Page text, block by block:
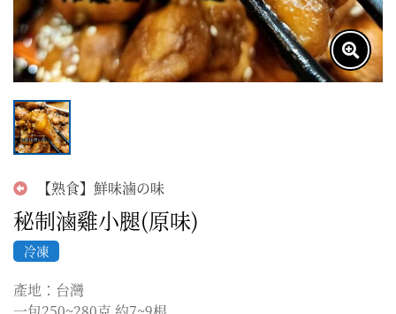
【熟食】鮮味滷の味
秘制滷雞小腿(原味)
冷凍
產地：台灣